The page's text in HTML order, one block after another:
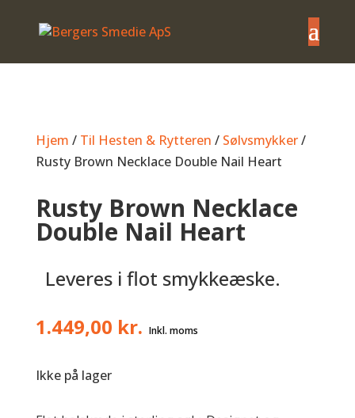
Hjem / Til Hesten & Rytteren / Sølvsmykker/
Rusty Brown Necklace Double Nail Heart
Rusty Brown Necklace
Double Nail Heart
Leveres i flot smykkeæske.
1.449,00 kr.
Ikke på lager